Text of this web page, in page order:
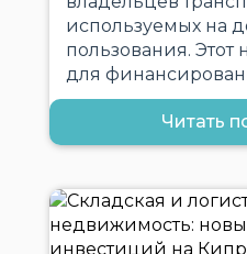
используемых на
пользования. Этот
для
Читать